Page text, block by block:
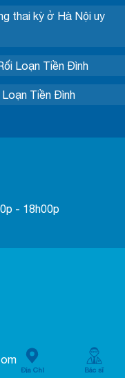
thai kỳ ở Hà Nội uy
Loạn Tiền Đình
Tiền Đình
- 18h00p
Địa Chỉ Bác sĩ